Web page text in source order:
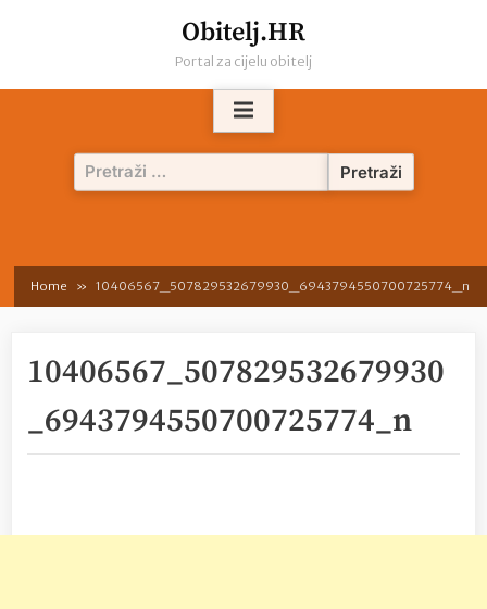
Obitelj.HR
Portal za cijelu obitelj
Pretraži:
Home 10406567_507829532679930_6943794550700725774_n
10406567_507829532679930
_6943794550700725774_n